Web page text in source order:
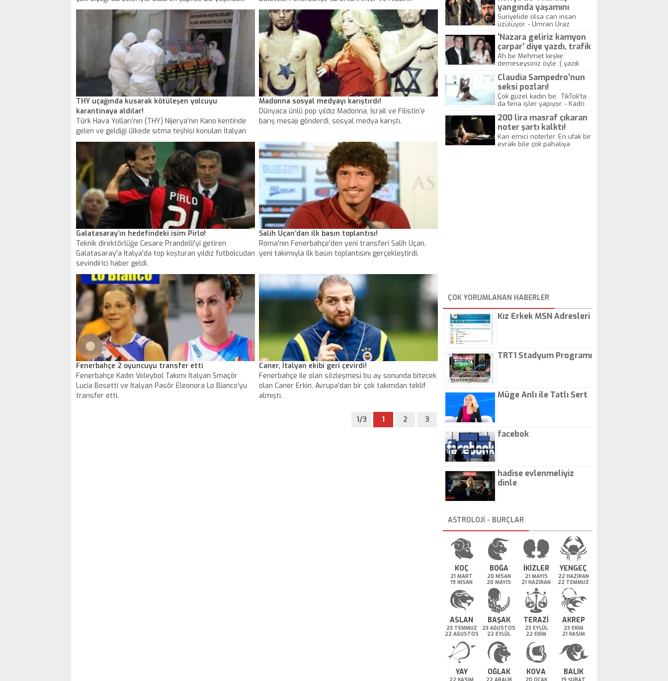
Halil K., kaçarken ayağını kırınca yakalandı. İpuçlarını
takip eden polis katil zanlısına ulaştı.
hakkında önemli açıklamalarda bulundu.
THY uçağında kusarak kötüleşen yolcuyu
karantinaya aldılar!
Türk Hava Yolları’nın (THY) Nijerya’nın Kano kentinde
gelen ve geldiği ülkede sıtma teşhisi konulan İtalyan
kadın yolcu, uçakta ateşlenip kusunca kesin tanı
doğrulanması için Atatürk Havalimanı’ndan
ambulansla Haseki Hastanesi’ne götürüldü.
Madonna sosyal medyayı karıştırdı!
Dünyaca ünlü pop yıldız Madonna, İsrail ve Filistin’e
barış mesajı gönderdi, sosyal medya karıştı.
Galatasaray’ın hedefindeki isim Pirlo!
Teknik direktörlüğe Cesare Prandelli'yi getiren
Galatasaray'a İtalya'da top koşturan yıldız futbolcudan
sevindirici haber geldi.
Salih Uçan’dan ilk basın toplantısı!
Roma'nın Fenerbahçe'den yeni transferi Salih Uçan,
yeni takımıyla ilk basın toplantısını gerçekleştirdi.
Fenerbahçe 2 oyuncuyu transfer etti
Fenerbahçe Kadın Voleybol Takımı İtalyan Smaçör
Lucia Bosetti ve İtalyan Pasör Eleonora Lo Bianco'yu
transfer etti.
Caner, İtalyan ekibi geri çevirdi!
Fenerbahçe ile olan sözleşmesi bu ay sonunda bitecek
olan Caner Erkin, Avrupa'dan bir çok takımdan teklif
almıştı.
1/3 1 2 3
yangında yaşamını
yitirdi
Suriyelide olsa can insan
üzülüyor. - Umran Uraz
’Nazara geliriz kamyon
çarpar’ diye yazdı, trafik
kazasında öldü!
Ah be Mehmet keşke
demeseysiniz öyle :( yazık
Claudia Sampedro’nun
seksi pozları!
Çok güzel kadın be.. TikTok'ta
da fena işler yapıyor. - Kadri
200 lira masraf çıkaran
noter şartı kalktı!
Kan emici noterler. En ufak bir
evrakı bile çok pahalıya
ÇOK YORUMLANAN HABERLER
Kız Erkek MSN Adresleri
TRT1 Stadyum Programı
Müge Anlı ile Tatlı Sert
facebok
hadise evlenmeliyiz
dinle
ASTROLOJİ - BURÇLAR
KOÇ
21 MART
19 NİSAN
BOĞA
20 NİSAN
20 MAYIS
İKİZLER
21 MAYIS
21 HAZİRAN
YENGEÇ
22 HAZİRAN
22 TEMMUZ
ASLAN
23 TEMMUZ
22 AĞUSTOS
BAŞAK
23 AĞUSTOS
22 EYLÜL
TERAZİ
23 EYLÜL
22 EKİM
AKREP
23 EKİM
21 KASIM
YAY OĞLAK KOVA BALIK